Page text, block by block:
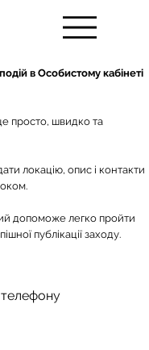
в Особистому кабінеті
просто, швидко та
локацію, опис і контакти
допоможе легко пройти
публікації заходу.
телефону